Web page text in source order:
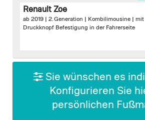
beginning
gallery
Renault Zoe
ab 2019 | 2. Generation | Kombilimousine | mit
Druckknopf Befestigung in der Fahrerseite
Sie wünschen es
Konfigurieren Sie
persönlichen